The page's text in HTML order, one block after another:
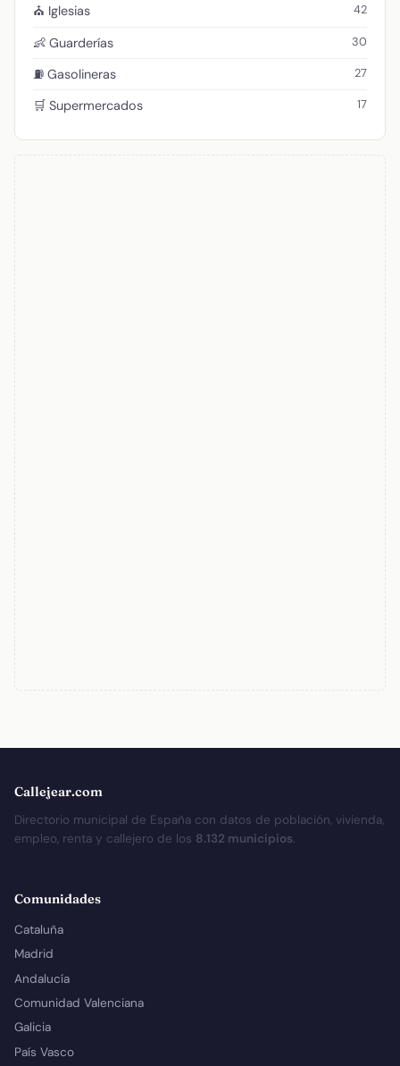
⛪ Iglesias 42
👶 Guarderías 30
⛽ Gasolineras 27
🛒 Supermercados 17
Callejear.com
Directorio municipal de España con datos de población, vivienda,
empleo, renta y callejero de los 8.132 municipios.
Comunidades
Cataluña
Madrid
Andalucía
Comunidad Valenciana
Galicia
País Vasco